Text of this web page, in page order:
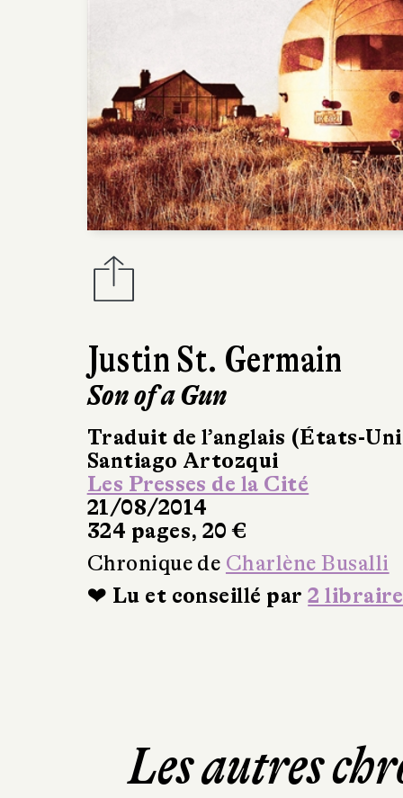
Justin St. Germain
Son of a Gun
Traduit de l’anglais (États-
Santiago Artozqui
Les Presses de la Cité
21/08/2014
324 pages, 20 €
Chronique de Charlène Busalli
❤ Lu et conseillé par2
Les autres